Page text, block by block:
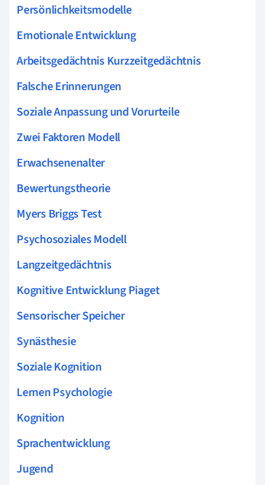
Persönlichkeitsmodelle
Emotionale Entwicklung
Arbeitsgedächtnis Kurzzeitgedächtnis
Falsche Erinnerungen
Soziale Anpassung und Vorurteile
Zwei Faktoren Modell
Erwachsenenalter
Bewertungstheorie
Myers Briggs Test
Psychosoziales Modell
Langzeitgedächtnis
Kognitive Entwicklung Piaget
Sensorischer Speicher
Synästhesie
Soziale Kognition
Lernen Psychologie
Kognition
Sprachentwicklung
Jugend